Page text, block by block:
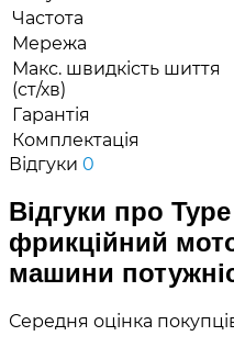
Частота
Мережа
Макс. швидкість шиття
(ст/хв)
Гарантія
Комплектація
Відгуки 0
Відгуки про
фрикційний
машини
Середня оцінка